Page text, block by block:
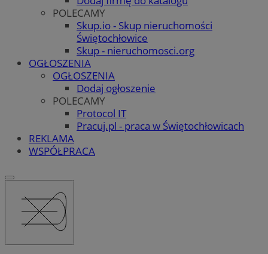
POLECAMY
Skup.io - Skup nieruchomości
Świętochłowice
Skup - nieruchomosci.org
OGŁOSZENIA
OGŁOSZENIA
Dodaj ogłoszenie
POLECAMY
Protocol IT
Pracuj.pl - praca w Świętochłowicach
REKLAMA
WSPÓŁPRACA